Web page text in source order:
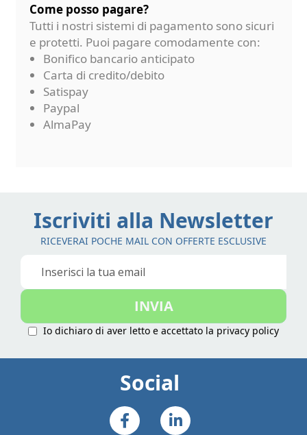
Come posso pagare?
Tutti i nostri sistemi di pagamento sono sicuri
e protetti. Puoi pagare comodamente con:
Bonifico bancario anticipato
Carta di credito/debito
Satispay
Paypal
AlmaPay
Iscriviti alla Newsletter
RICEVERAI POCHE MAIL CON OFFERTE ESCLUSIVE
Iscriviti
nostra
INVIA
Io dichiaro di aver letto e accettato la privacy policy
Social